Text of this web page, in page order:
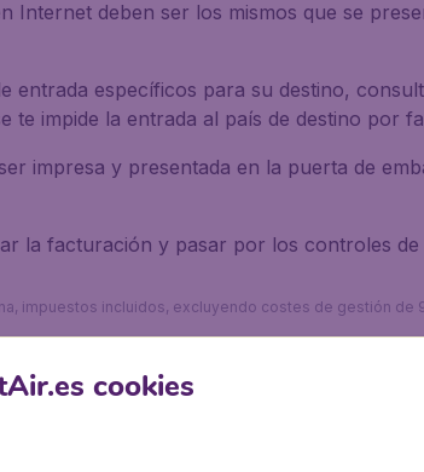
Internet deben ser los mismos que se
entrada específicos para su destino,
te impide la entrada al país de destino por
impresa y presentada en la puerta de
la facturación y pasar por los controles
impuestos incluidos, excluyendo costes de gestión de
Wizz Air.
cookies